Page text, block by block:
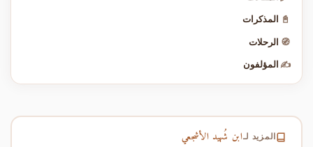
📓 المذكرات
🧭 الرحلات
✍️ المؤلفون
المزيد لـابن شُهيد الأشجعي